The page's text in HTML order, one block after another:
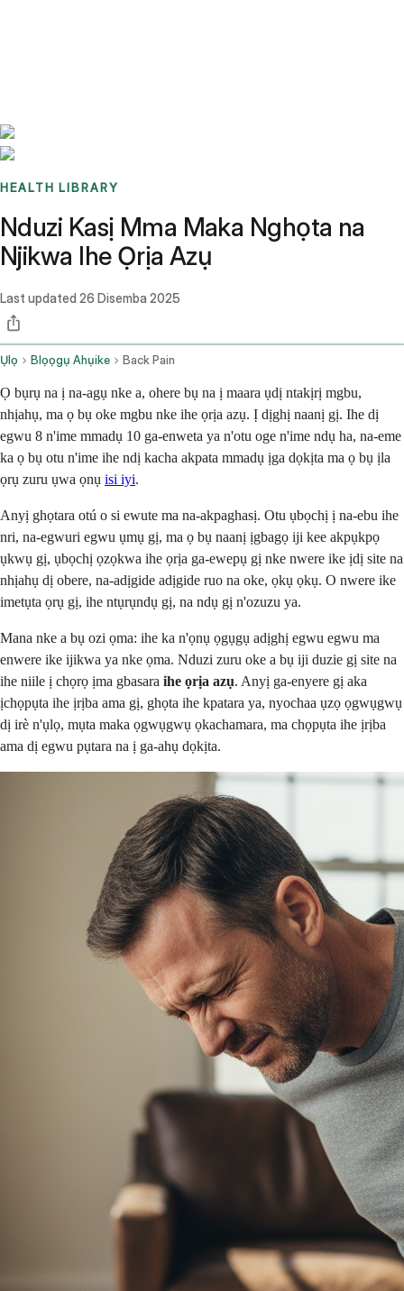
HEALTH LIBRARY
Nduzi Kasị Mma Maka Nghọta na
Njikwa Ihe Ọrịa Azụ
Last updated 26 Disemba 2025
Ụlọ Blọọgụ Ahụike Back Pain
Ọ bụrụ na ị na-agụ nke a, ohere bụ na ị maara ụdị ntakịrị mgbu,
nhịahụ, ma ọ bụ oke mgbu nke ihe ọrịa azụ. Ị dịghị naanị gị. Ihe dị
egwu 8 n'ime mmadụ 10 ga-enweta ya n'otu oge n'ime ndụ ha, na-eme
ka ọ bụ otu n'ime ihe ndị kacha akpata mmadụ ịga dọkịta ma ọ bụ ịla
ọrụ zuru ụwa ọnụ isi iyi.
Anyị ghọtara otú o si ewute ma na-akpaghasị. Otu ụbọchị ị na-ebu ihe
nri, na-egwuri egwu ụmụ gị, ma ọ bụ naanị ịgbagọ iji kee akpụkpọ
ụkwụ gị, ụbọchị ọzọkwa ihe ọrịa ga-ewepụ gị nke nwere ike ịdị site na
nhịahụ dị obere, na-adịgide adịgide ruo na oke, ọkụ ọkụ. O nwere ike
imetụta ọrụ gị, ihe ntụrụndụ gị, na ndụ gị n'ozuzu ya.
Mana nke a bụ ozi ọma: ihe ka n'ọnụ ọgụgụ adịghị egwu egwu ma
enwere ike ijikwa ya nke ọma. Nduzi zuru oke a bụ iji duzie gị site na
ihe niile ị chọrọ ịma gbasara ihe ọrịa azụ. Anyị ga-enyere gị aka
ịchọpụta ihe ịrịba ama gị, ghọta ihe kpatara ya, nyochaa ụzọ ọgwụgwụ
dị irè n'ụlọ, mụta maka ọgwụgwụ ọkachamara, ma chọpụta ihe ịrịba
ama dị egwu pụtara na ị ga-ahụ dọkịta.